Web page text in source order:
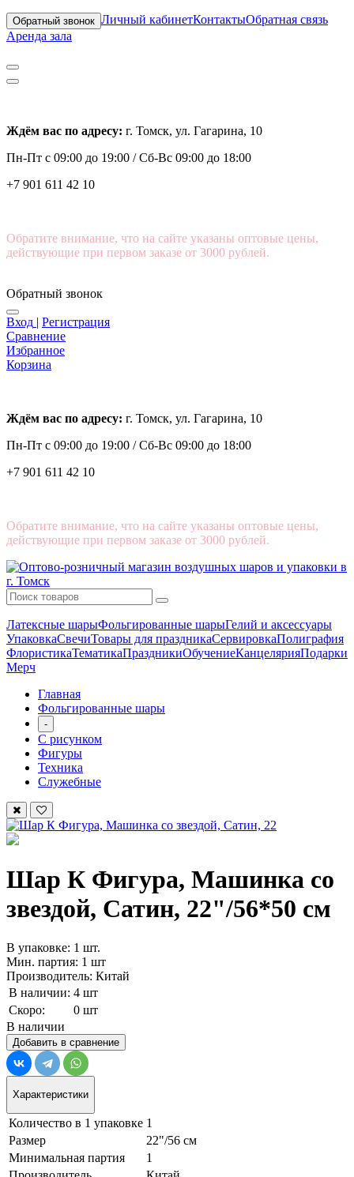
Обратный звонок Личный кабинетКонтактыОбратная связь
Аренда зала
Ждём вас по адресу: г. Томск, ул. Гагарина, 10
Пн-Пт с 09:00 до 19:00 /Сб-Вс 09:00 до 18:00
+7 901 611 42 10
Обратите внимание, что на сайте указаны оптовые цены,
действующие при первом заказе от 3000 рублей.
Обратный звонок
Вход | Регистрация
Сравнение
Избранное
Корзина
Ждём вас по адресу: г. Томск, ул. Гагарина, 10
Пн-Пт с 09:00 до 19:00 /Сб-Вс 09:00 до 18:00
+7 901 611 42 10
Обратите внимание, что на сайте указаны оптовые цены,
действующие при первом заказе от 3000 рублей.
Латексные шарыФольгированные шарыГелий и аксессуары
УпаковкаСвечиТовары для праздникаСервировкаПолиграфия
ФлористикаТематикаПраздникиОбучениеКанцелярияПодарки
Мерч
Главная
Фольгированные шары
-
С рисунком
Фигуры
Техника
Служебные
Шар К Фигура, Машинка со
звездой, Сатин, 22"/56*50 см
В упаковке: 1 шт.
Мин. партия: 1 шт
Производитель: Китай
В наличии: 4 шт
Скоро:
0 шт
В наличии
Добавить в сравнение
Характеристики
Количество в 1 упаковке 1
Размер
22"/56 см
Минимальная партия
1